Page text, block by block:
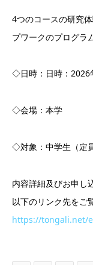
4つのコースの研究
プワークのプログラ
◇日時：日時：2026
◇会場：本学
◇対象：中学生（定
内容詳細及びお申し
以下のリンク先をご
https://tongali.net/